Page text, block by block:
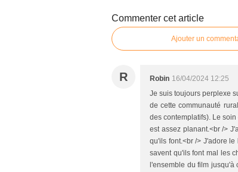
Commenter cet article
Ajouter un
R Robin 16/04/2024 12:25
Je suis toujours perplexe
de cette communauté
des contemplatifs). Le
est assez planant.<br />
qu'ils font.<br /> J'adore
savent qu'ils font mal les
l'ensemble du film